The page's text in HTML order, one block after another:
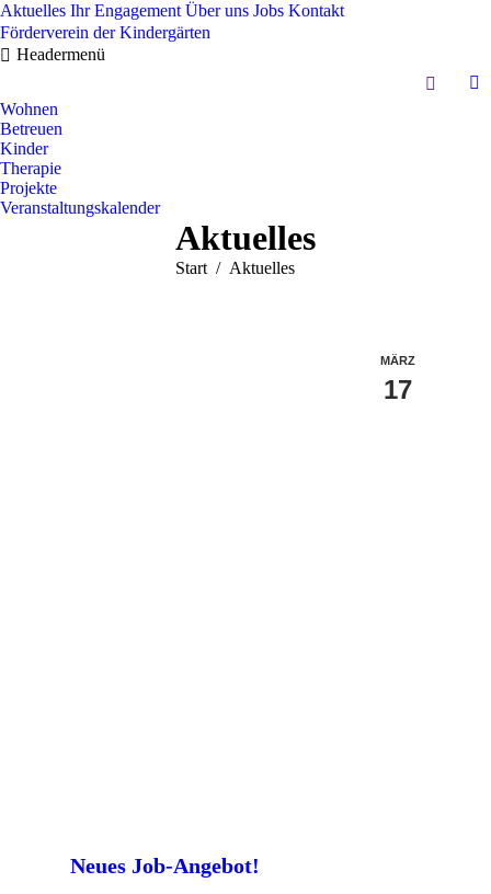
Aktuelles Ihr Engagement Über uns Jobs Kontakt
Förderverein der Kindergärten
Headermenü
Search:
Wohnen
Betreuen
Kinder
Therapie
Projekte
Veranstaltungskalender
Aktuelles
Sie befinden sich hier:
Start Aktuelles
MÄRZ
17
Neues Job-Angebot!